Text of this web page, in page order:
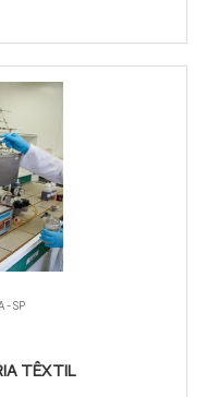
- SP
TÊXTIL